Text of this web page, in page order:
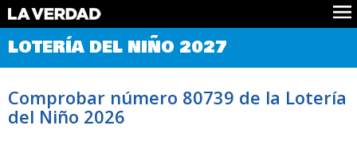
Comprobar Loteria del Niño
Premios
Noticias
Datos
LOTERÍA DEL NIÑO 2027
Comprobar número 80739 de la Lotería
del Niño 2026